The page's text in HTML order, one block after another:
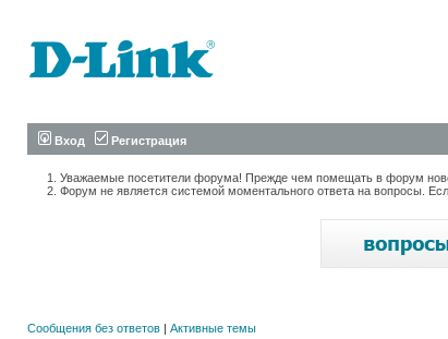
Вход Регистрация
Уважаемые посетители форума! Прежде чем помещать в форум
Форум не является системой моментального ответа на вопросы.
Сообщения без ответов | Активные темы